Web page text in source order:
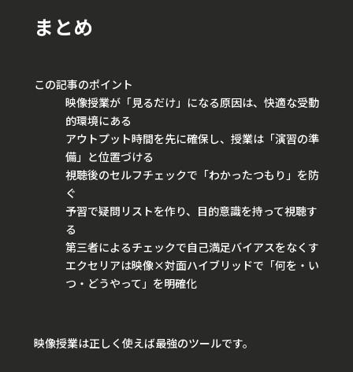
まとめ
この記事のポイント
映像授業が「見るだけ」になる原因は、快適な受動
的環境にある
アウトプット時間を先に確保し、授業は「演習の準
備」と位置づける
視聴後のセルフチェックで「わかったつもり」を防
ぐ
予習で疑問リストを作り、目的意識を持って視聴す
る
第三者によるチェックで自己満足バイアスをなくす
エクセリアは映像×対面ハイブリッドで「何を・い
つ・どうやって」を明確化
映像授業は正しく使えば最強のツールです。